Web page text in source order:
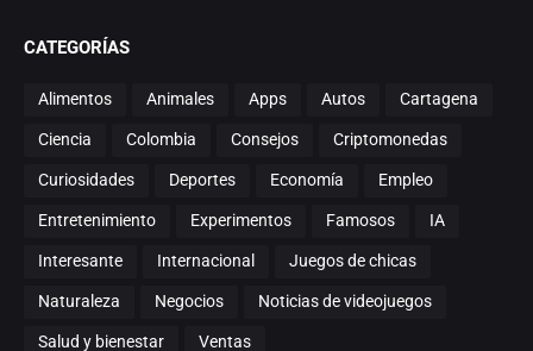
CATEGORÍAS
Alimentos Animales Apps Autos Cartagena
Ciencia Colombia Consejos Criptomonedas
Curiosidades Deportes Economía Empleo
Entretenimiento Experimentos Famosos IA
Interesante Internacional Juegos de chicas
Naturaleza Negocios Noticias de videojuegos
Salud y bienestar Ventas